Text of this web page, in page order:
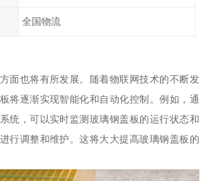
全国物流
面也将有所发展。随着物联网技术的不断发
将逐渐实现智能化和自动化控制。例如，通
统，可以实时监测玻璃钢盖板的运行状态和
行调整和维护。这将大大提高玻璃钢盖板的